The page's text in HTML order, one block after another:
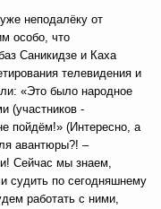
неподалёку от
особо, что
Саникидзе и Каха
телевидения и
«Это было народное
(участников -
пойдём!» (Интересно, а
авантюры?! –
Сейчас мы знаем,
судить по сегодняшнему
работать с ними,